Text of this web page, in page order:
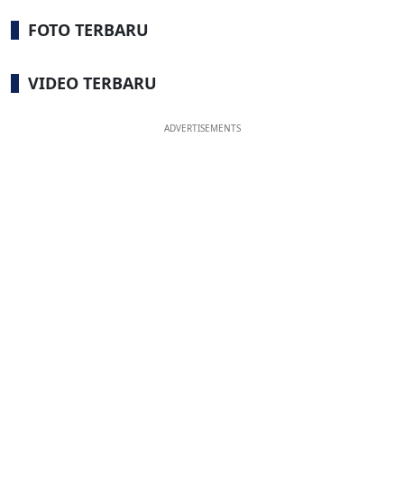
FOTO TERBARU
VIDEO TERBARU
ADVERTISEMENTS